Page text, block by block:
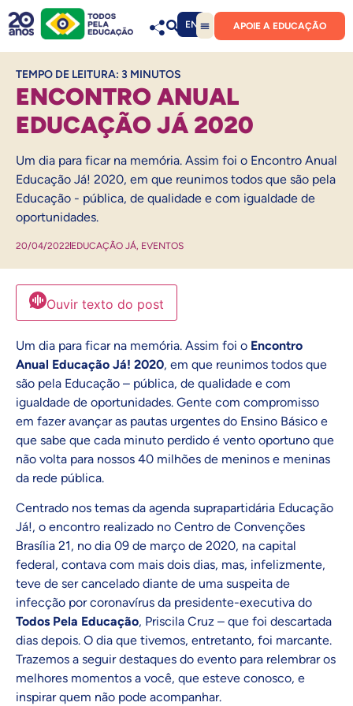
EN APOIE A EDUCAÇÃO
TEMPO DE LEITURA: 3 MINUTOS
ENCONTRO ANUAL
EDUCAÇÃO JÁ 2020
Um dia para ficar na memória. Assim foi o Encontro Anual
Educação Já! 2020, em que reunimos todos que são pela
Educação - pública, de qualidade e com igualdade de
oportunidades.
20/04/2022 EDUCAÇÃO JÁ, EVENTOS
Ouvir texto do post
Um dia para ficar na memória. Assim foi o Encontro
Anual Educação Já! 2020, em que reunimos todos que
são pela Educação – pública, de qualidade e com
igualdade de oportunidades. Gente com compromisso
em fazer avançar as pautas urgentes do Ensino Básico e
que sabe que cada minuto perdido é vento oportuno que
não volta para nossos 40 milhões de meninos e meninas
da rede pública.
Centrado nos temas da agenda suprapartidária Educação
Já!, o encontro realizado no Centro de Convenções
Brasília 21, no dia 09 de março de 2020, na capital
federal, contava com mais dois dias, mas, infelizmente,
teve de ser cancelado diante de uma suspeita de
infecção por coronavírus da presidente-executiva do
Todos Pela Educação, Priscila Cruz – que foi descartada
dias depois. O dia que tivemos, entretanto, foi marcante.
Trazemos a seguir destaques do evento para relembrar os
melhores momentos a você, que esteve conosco, e
inspirar quem não pode acompanhar.